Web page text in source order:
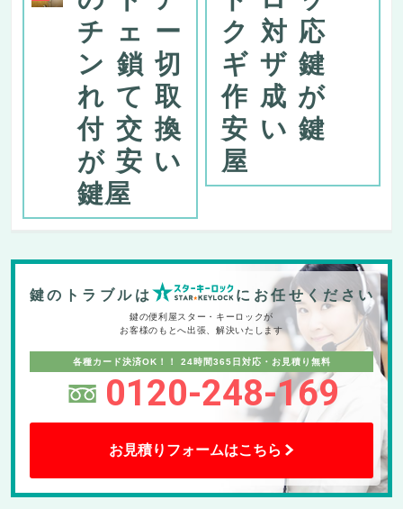
チェー
ン鎖切
れて取
付交換
が安い
鍵屋
ク対応
ギザ鍵
作成が
安い鍵
屋
鍵のトラブルは にお任せください
鍵の便利屋スター・キーロックが
お客様のもとへ出張、解決いたします
各種カード決済OK！！ 24時間365日対応・お見積り無料
0120-248-169
お見積りフォームはこちら